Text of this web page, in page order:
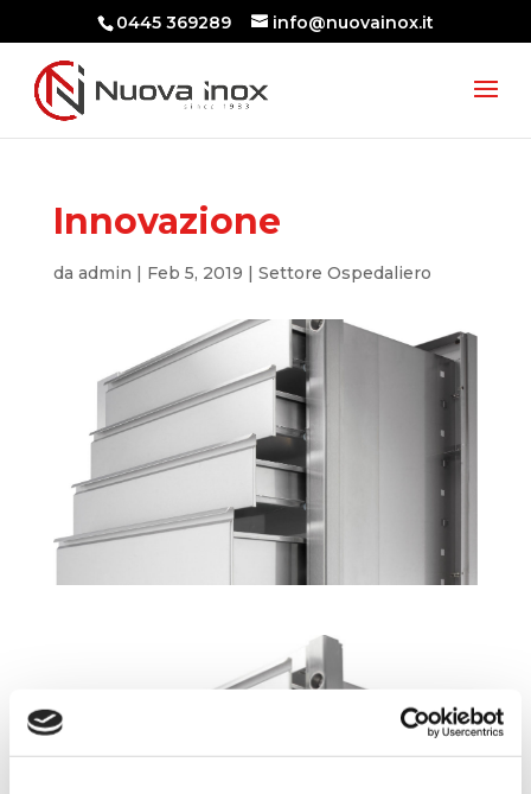
0445 369289 info@nuovainox.it
Innovazione
da admin | Feb 5, 2019 | Settore Ospedaliero